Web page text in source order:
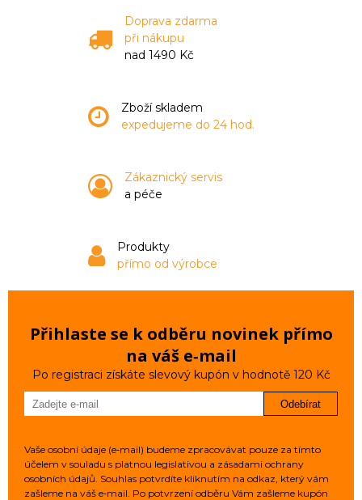
Doprava zdarma
při nákupu
nad 1490 Kč
Zboží skladem
expedujeme do 24 hod.
Zákaznický servis
a péče
Produkty
přímo od výrobce
Přihlaste se k odběru novinek přímo
na váš e‑mail
Po registraci získáte slevový kupón v hodnotě 120 Kč
Odebírat
Vaše osobní údaje (e‑mail) budeme zpracovávat pouze za tímto
účelem v souladu s platnou legislativou a zásadami ochrany
osobních údajů. Souhlas potvrdíte kliknutím na odkaz, který vám
zašleme na váš e‑mail. Po potvrzení odběru Vám zašleme kupón